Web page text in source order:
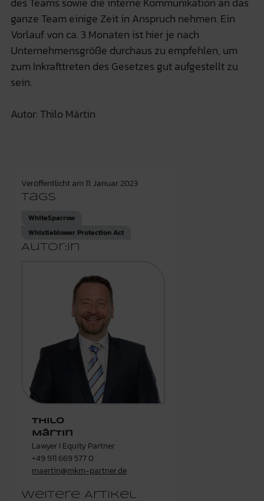
ganze Team einige Zeit in Anspruch nehmen. Ein
Vorlauf von ca. 3 Monaten ist hier je nach
Unternehmensgröße durchaus zu empfehlen, um
zum Inkrafttreten des Gesetzes gut aufgestellt zu
sein.
Autor: Thilo Märtin
Veröffentlicht am 11. Januar 2023
Tags
WhiteSparrow
Whistleblower Protection Act
Autor:in
Thilo
Märtin
Lawyer I Equity Partner
+49 911 669 577 0
maertin@mkm-partner.de
Weitere Artikel